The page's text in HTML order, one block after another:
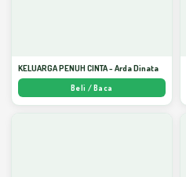
KELUARGA PENUH CINTA - Arda Dinata
Beli / Baca